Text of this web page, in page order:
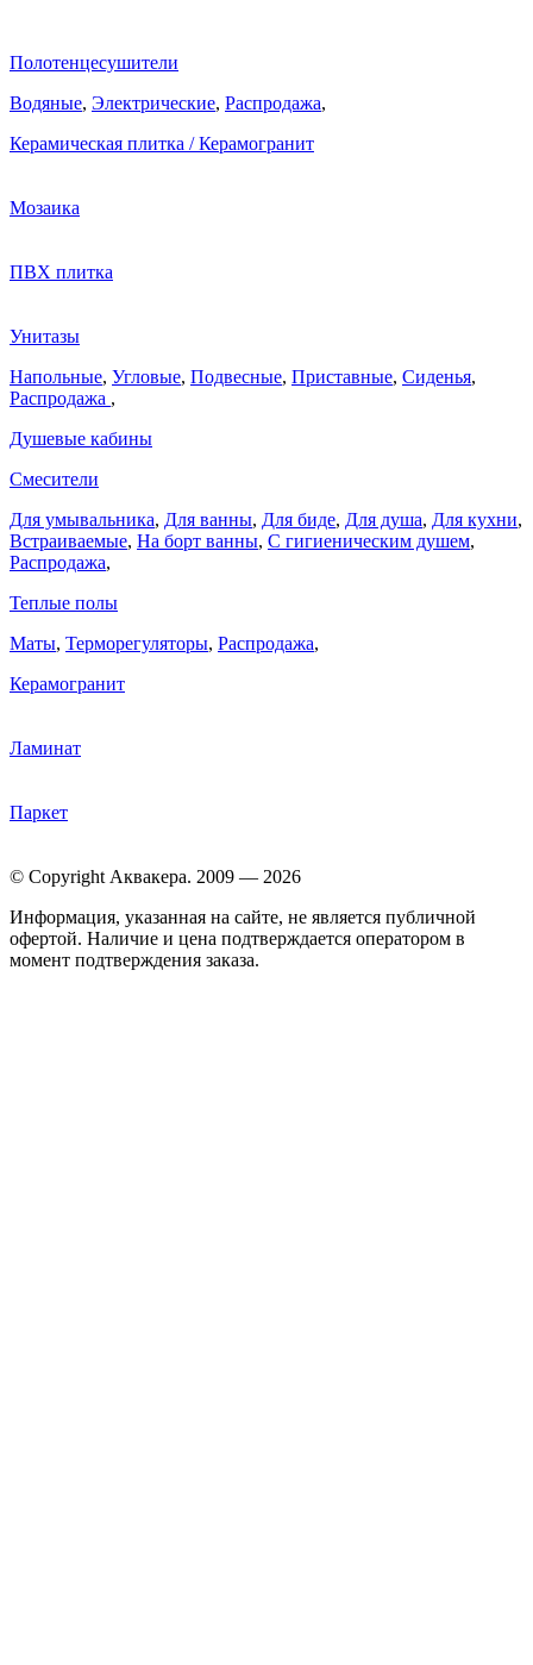
Полотенцесушители
Водяные, Электрические, Распродажа,
Керамическая плитка / Керамогранит
Мозаика
ПВХ плитка
Унитазы
Напольные, Угловые, Подвесные, Приставные, Сиденья,
Распродажа ,
Душевые кабины
Смесители
Для умывальника, Для ванны, Для биде, Для душа, Для кухни,
Встраиваемые, На борт ванны, C гигиеническим душем,
Распродажа,
Теплые полы
Маты, Терморегуляторы, Распродажа,
Керамогранит
Ламинат
Паркет
© Copyright Аквакера. 2009 — 2026
Информация, указанная на сайте, не является публичной
офертой. Наличие и цена подтверждается оператором в
момент подтверждения заказа.